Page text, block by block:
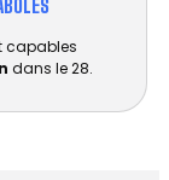
capables
dans le 28.